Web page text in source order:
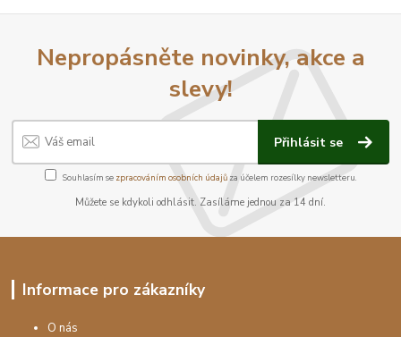
Nepropásněte novinky, akce a
slevy!
Přihlásit se
Souhlasím se zpracováním osobních údajůza účelem rozesílky newsletteru.
Můžete se kdykoli odhlásit. Zasíláme jednou za 14 dní.
Informace pro zákazníky
O nás